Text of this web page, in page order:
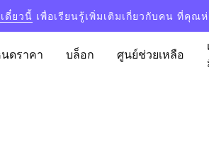
ดี๋ยวนี้ เพื่อเรียนรู้เพิ่มเติมเกี่ยวกับคน ที่คุณห่
ดราคา บล็อก ศูนย์ช่วยเหลือ